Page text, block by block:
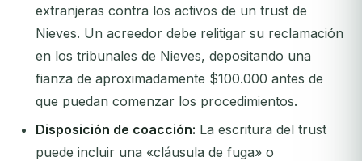
extranjeras contra los activos de un trust de
Nieves. Un acreedor debe relitigar su reclamación
en los tribunales de Nieves, depositando una
fianza de aproximadamente $100.000 antes de
que puedan comenzar los procedimientos.
Disposición de coacción: La escritura del trust
puede incluir una «cláusula de fuga» o